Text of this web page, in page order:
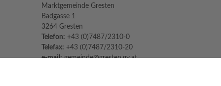
Marktgemeinde Gresten
Badgasse 1
3264 Gresten
Telefon: +43 (0)7487/2310-0
Telefax: +43 (0)7487/2310-20
e-mail: gemeinde@gresten.gv.at